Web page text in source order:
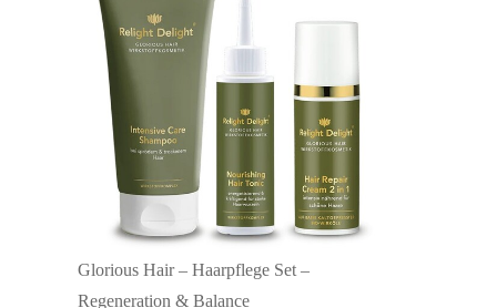
Glorious Hair – Haarpflege Set –
Regeneration & Balance